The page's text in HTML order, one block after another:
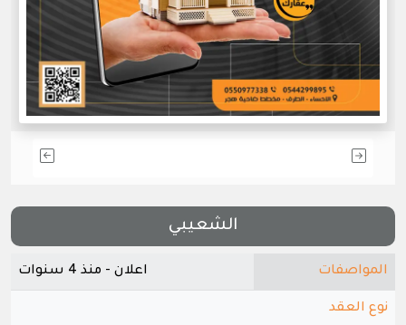
الشعيبي
المواصفات اعلان - منذ 4 سنوات
نوع العقد